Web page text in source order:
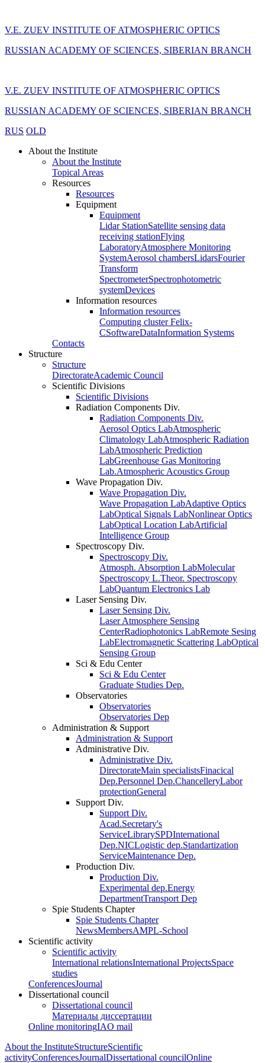
V.E. ZUEV INSTITUTE OF ATMOSPHERIC OPTICS
RUSSIAN ACADEMY OF SCIENCES, SIBERIAN BRANCH
V.E. ZUEV INSTITUTE OF ATMOSPHERIC OPTICS
RUSSIAN ACADEMY OF SCIENCES, SIBERIAN BRANCH
RUS OLD
About the Institute
About the Institute
Topical Areas
Resources
Resources
Equipment
Equipment
Lidar StationSatellite sensing data
receiving stationFlying
LaboratoryAtmosphere Monitoring
SystemAerosol chambersLidarsFourier
Transform
SpectrometerSpectrophotometric
systemDevices
Information resources
Information resources
Computing cluster Felix-
CSoftwareDataInformation Systems
Contacts
Structure
Structure
DirectorateAcademic Council
Scientific Divisions
Scientific Divisions
Radiation Components Div.
Radiation Components Div.
Aerosol Optics LabAtmospheric
Climatology LabAtmospheric Radiation
LabAtmospheric Prediction
LabGreenhouse Gas Monitoring
Lab.Atmospheric Acoustics Group
Wave Propagation Div.
Wave Propagation Div.
Wave Propagation LabAdaptive Optics
LabOptical Signals LabNonlinear Optics
LabOptical Location LabArtificial
Intelligence Group
Spectroscopy Div.
Spectroscopy Div.
Atmosph. Absorption LabMolecular
Spectroscopy L.Theor. Spectroscopy
LabQuantum Electronics Lab
Laser Sensing Div.
Laser Sensing Div.
Laser Atmosphere Sensing
CenterRadiophotonics LabRemote Sesing
LabElectromagnetic Scattering LabOptical
Sensing Group
Sci & Edu Center
Sci & Edu Center
Graduate Studies Dep.
Observatories
Observatories
Observatories Dep
Administration & Support
Administration & Support
Administrative Div.
Administrative Div.
DirectorateMain specialistsFinacical
Dep.Personnel Dep.ChancelleryLabor
protectionGeneral
Support Div.
Support Div.
Acad.Secretary's
ServiceLibrarySPDInternational
Dep.NICLogistic dep.Standartization
ServiceMaintenance Dep.
Production Div.
Production Div.
Experimental dep.Energy
DepartmentTransport Dep
Spie Students Chapter
Spie Students Chapter
NewsMembersAMPL-School
Scientific activity
Scientific activity
International relationsInternational ProjectsSpace
studies
ConferencesJournal
Dissertational council
Dissertational council
Материалы диссертации
Online monitoringIAO mail
About the InstituteStructureScientific
activityConferencesJournalDissertational councilOnline